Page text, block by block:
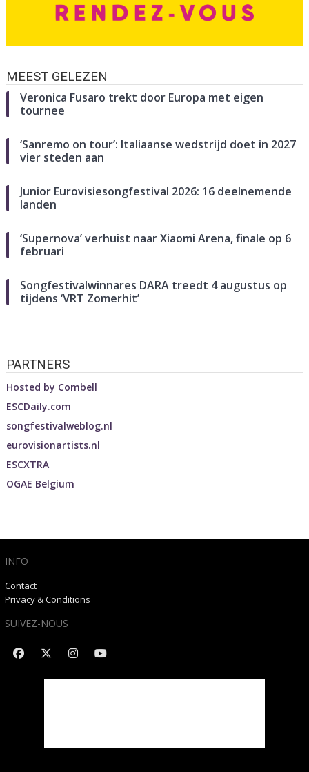
MEEST GELEZEN
Veronica Fusaro trekt door Europa met eigen
tournee
‘Sanremo on tour’: Italiaanse wedstrijd doet in 2027
vier steden aan
Junior Eurovisiesongfestival 2026: 16 deelnemende
landen
‘Supernova’ verhuist naar Xiaomi Arena, finale op 6
februari
Songfestivalwinnares DARA treedt 4 augustus op
tijdens ‘VRT Zomerhit’
PARTNERS
Hosted by Combell
ESCDaily.com
songfestivalweblog.nl
eurovisionartists.nl
ESCXTRA
OGAE Belgium
INFO
Contact
Privacy & Conditions
SUIVEZ-NOUS